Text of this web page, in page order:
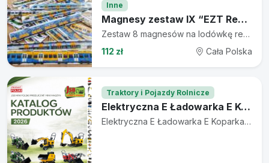
Inne
Magnesy zestaw IX “EZT Regionalne” na lodówkę 8 szt. - Magnesiki-Kolejowe.pl
Zestaw 8 magnesów na lodówkę regionalnych pociągów. Są też inne różne epoki, zestawy, pojedyncze wagony i lokomotywy - Sprawdź! Co miesiąc wychodzi nowa seria. Jeden magnes kosztuje 14 zł lub 7 zł i można kupować na sztuki! www.Magnesiki-Kolejowe.pl
112 zł
Cała Polska
Traktory i Pojazdy Rolnicze
Elektryczna E Ładowarka E Koparka NOWE 2026 | Prosto od Producenta JSB MINI
Elektryczna E Ładowarka E Koparka NOWE 2026 | Prosto od Producenta JSB MINI KATALOG: https://drive.google.com/file/d/15PLNvONZksHc-lWZe78DVomj8_nT_BiO/view WWW: www.jsbmini.com NOWA mini E ładowarka i E koparka elektryczna JSB – modele MS-L116, MS-L116KN, MS-TE113, MS-TL113 | CE | 2026 | OKAZJA Oferujemy fabrycznie nowe, polskie E minimaszyny z napędem elektrycznym: ładowarki kołowe, ładowarki przegubowe, mini koparki gąsienicowe i gąsienicowe ładowarki. Doskonałe do prac w gospodarstwie, ogrodnictwie, sadownictwie i budownictwie. Dodatkowo w naszej ofercie dostępne są również tańsze modele wyposażone w silniki spalinowe – benzynowe oraz wysokoprężne (diesla), stanowiące alternatywę dla wersji elektrycznych. Dlaczego warto? Polska produkcja – wysoka jakość i niezawodność Certyfikat CE – bezpieczeństwo pracy Napęd elektryczny – cicha, ekologiczna, nowoczesna maszyna Możliwość rozbudowy akumulatora dla dłuższej pracy Kompaktowe wymiary, idealne tam, gdzie ciężki sprzęt nie wchodzi Gwarancja: 12 miesięcy (możliwość przedłużenia do 24 miesięcy) Faktura VAT i pełne wsparcie producenta Parametry techniczne (przykładowo dla E-ładowarka kołowa MS-L116): Rok produkcji: 2026 Wymiary: 1040 x 2300 x 1650 mm Waga: 660–690 kg Zakres temperatury pracy: -10°C do +45°C Silnik elektryczny: 3–10 kW, moment obrotowy 70 Nm Akumulator: LiFePO4 12,8 V 200 Ah, czas pracy ok. 1 h (2 akumulatory) Wyposażenie standardowe: Łyżka ładowarkowa 80–100 cm (różne modele) Wyjście hydrauliczne do młota lub wiertnicy Oświetlenie robocze LED Parametry robocze: Wysokość podnoszenia: 200 cm Możliwość opuszczania łyżki: do -30 cm Hydraulika: 40 l/min, 160 bar, 2200 rpm Dostępny osprzęt dodatkowy: Ramię kopiące, kosiarka, zamiatarka, chwytaki, widły do siana/palet, pług do śniegu, niwelator, młot hydrauliczny, wiertnica, glebogryzarka, transportery, łopaty 4 w 1, itp. Cena przykładowa: NASZE MINIMASZYNY Z SILNIKIEM ELEKTRYCZNYM • E-ładowarka kołowa MS-L116 – 43 999 zł netto / 10 499 EUR • E-ładowarka przegubowa MS-L116KN – 49 999 zł netto / 11 999 EUR • E-koparka gąsienicowa MS-TE113 – 43 999 zł netto / 10 499 EUR • E-ładowarka gąsienicowa MS-TL113 – 43 999 zł netto / 10 499 EUR NASZE MINIMASZYNY Z SILNIKIEM BENZYNOWYM (opcja silnika diesla za niewielką dopłatą) • Miniładowarka kołowa MS-L116 JSB – 29 750 PLN netto • Miniładowarka kołowa przegubowa (łamana) MS-L116KN JSB – 35 500 PLN netto • Minikoparka gąsienicowa MS-TE113 JSB – 29 750 PLN netto • Miniładowarka gąsienicowa MS-TL113 JSB – 29 750 PLN netto • Miniładowarka kołowa z prostym ramieniem MS-L113FS JSB – 29 750 PLN netto • Miniwozidło MS-MM113 JSB – 18 950 PLN netto Kontakt / Sprzedaż / Serwis: JSB MINI Sp. z o.o. – Producent minimaszyn 📍 87-162 Lubicz Dolny, ul. Sadowa 19 📞 +48 517 106 332 ✉ sprzedaz@jsbmini.com Zapraszamy do siedziby firmy lub do dealerów na terenie całej Polski. Maszyny dostępne od ręki, wystawiamy faktury VAT.